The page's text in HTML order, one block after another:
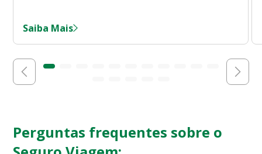
Saiba Mais
Perguntas frequentes sobre o